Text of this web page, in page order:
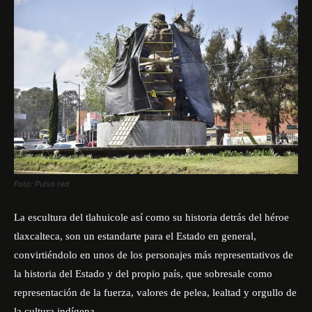
Foto: Pulso red
La escultura del tlahuicole así como su historia detrás del héroe
tlaxcalteca, son un estandarte para el Estado en general,
convirtiéndolo en unos de los personajes más representativos de
la historia del Estado y del propio país, que sobresale como
representación de la fuerza, valores de pelea, lealtad y orgullo de